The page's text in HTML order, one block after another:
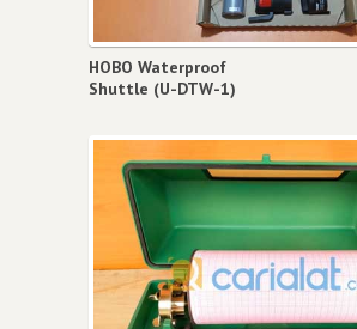
HOBO Waterproof
Shuttle (U-DTW-1)